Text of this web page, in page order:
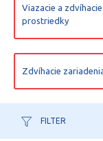
Viazacie a zdvíhacie
prostriedky
Zdvíhacie
FILTER